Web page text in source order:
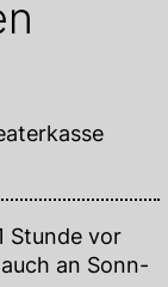
Stunde vor
an Sonn-